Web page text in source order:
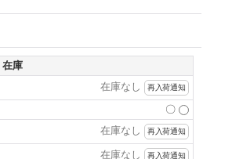
在庫
在庫なし 再入荷通知
〇
在庫なし 再入荷通知
在庫なし 再入荷通知